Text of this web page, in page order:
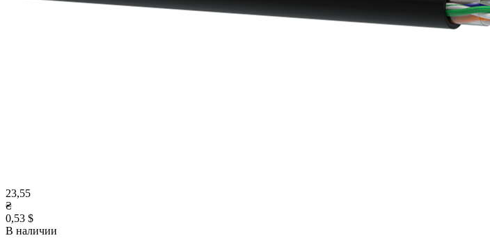
23,55
₴
0,53 $
В наличии